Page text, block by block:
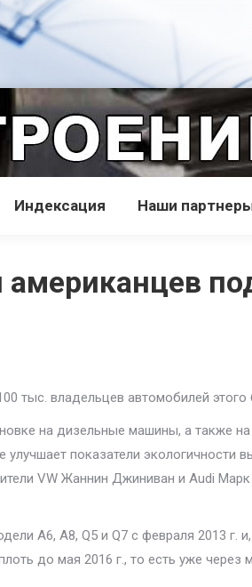
Индекcация Наши
тыс. владельцев автомобилей этого
на дизельные машины, а также
показатели экологичности
VW Жаннин Джиниван и Audi
A6, A8, Q5 и Q7 с февраля 2013 г.
до мая 2016 г., то есть уже через